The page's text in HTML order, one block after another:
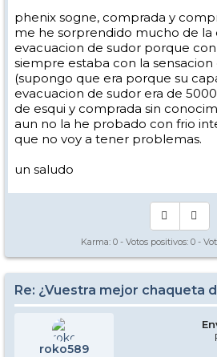
phenix sogne, comprada y
me he sorprendido mucho de la
evacuacion de sudor porque
siempre estaba con la
(supongo que era porque su
evacuacion de sudor era de
de esqui y comprada sin
aun no la he probado con frio
que no voy a tener problemas.
un saludo
Karma: 0 - Votos positivos: 0 -
Re: ¿Vuestra mejor chaqueta
roko589